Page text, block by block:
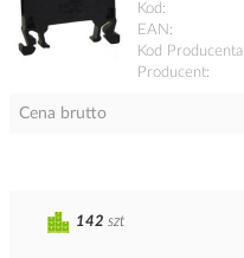
Kod
EAN
Kod Producenta
Producent
Cena brutto
142 szt